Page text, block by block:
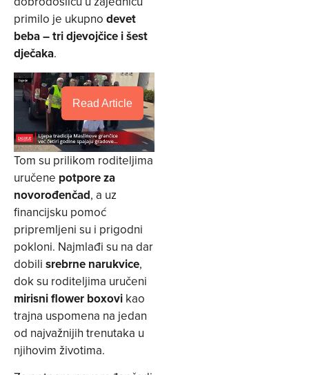
primilo je ukupno devet
beba – tri djevojčice i šest
dječaka.
Read Article
Tom su prilikom roditeljima
uručene potpore za
novorođenčad, a uz
financijsku pomoć
pripremljeni su i prigodni
pokloni. Najmlađi su na dar
dobili srebrne narukvice,
dok su roditeljima uručeni
mirisni flower boxovi kao
trajna uspomena na jedan
od najvažnijih trenutaka u
njihovim životima.